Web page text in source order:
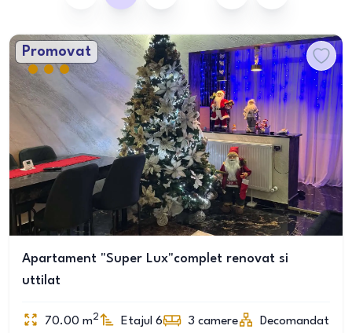
Promovat
Apartament "Super Lux"complet renovat si
uttilat
70.00 m2 Etajul 6 3 camere
Decomandat